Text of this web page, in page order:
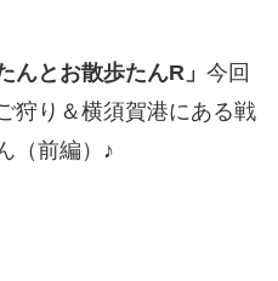
んとお散歩たんR」 今回
狩り＆横須賀港にある戦
（前編）♪